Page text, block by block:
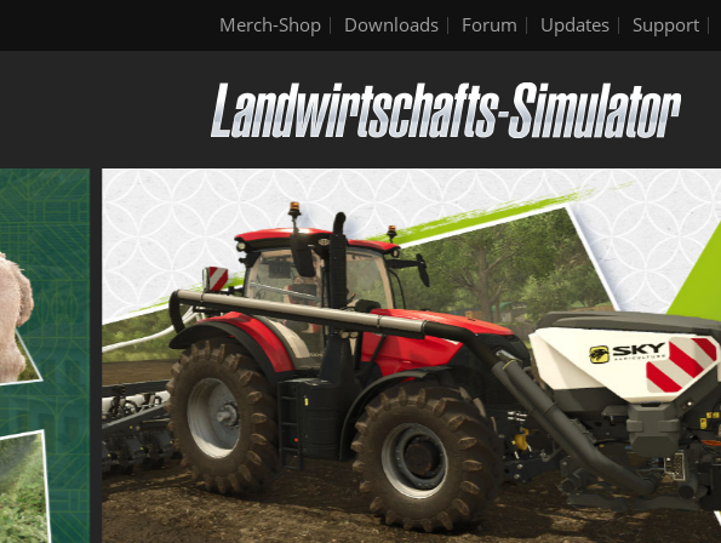
Merch-Shop Downloads Forum Updates Support